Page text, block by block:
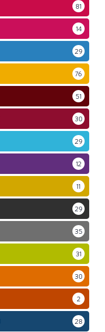
81
14
29
76
51
30
29
12
11
29
35
31
30
2
28